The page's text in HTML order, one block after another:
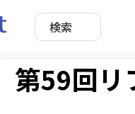
検索
第59回リ